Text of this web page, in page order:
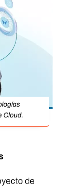
Cloud.
de